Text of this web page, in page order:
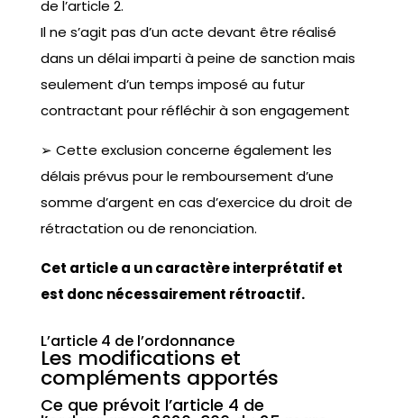
de l’article 2.
Il ne s’agit pas d’un acte devant être réalisé
dans un délai imparti à peine de sanction mais
seulement d’un temps imposé au futur
contractant pour réfléchir à son engagement
➢ Cette exclusion concerne également les
délais prévus pour le remboursement d’une
somme d’argent en cas d’exercice du droit de
rétractation ou de renonciation.
Cet article a un caractère interprétatif et
est donc nécessairement rétroactif.
L’article 4 de l’ordonnance
Les modifications et
compléments apportés
Ce que prévoit l’article 4 de